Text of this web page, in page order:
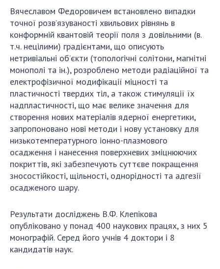
Вячеславом Федоровичем встановлено випадки
точної розв’язуваності хвильових рівнянь в
конформній квантовій теорії поля з довільними (в.
т.ч. нецілими) градієнтами, що описують
нетривіальні об’єкти (топологічні солітони, магнітні
монополі та ін.), розроблено методи радіаційної та
електрофізичної модифікації міцності та
пластичності твердих тіл, а також стимуляції їх
надпластичності, що має велике значення для
створення нових матеріалів ядерної енергетики,
запропоновано нові методи і нову установку для
низькотемпературного іонно-плазмового
осадження і нанесення поверхневих зміцнюючих
покриттів, які забезпечують суттєве покращення
зносостійкості, щільності, однорідності та адгезії
осадженого шару.
Результати досліджень В.Ф. Клепікова
опубліковано у понад 400 наукових працях, з них 5
монографій. Серед його учнів 4 доктори і 8
кандидатів наук.